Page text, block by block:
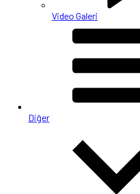
Video Galeri
Diğer